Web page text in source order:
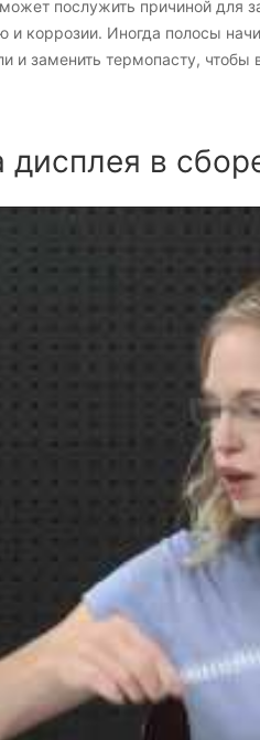
послужить причиной для
коррозии. Иногда полосы
и заменить термопасту,
дисплея в